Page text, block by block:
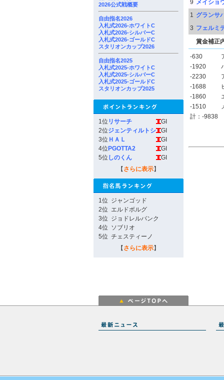
2026公式戦概要
自由指名2026
入札式2026-ホワイトC
入札式2026-シルバーC
入札式2026-ゴールドC
スタリオンカップ2026
自由指名2025
入札式2025-ホワイトC
入札式2025-シルバーC
入札式2025-ゴールドC
スタリオンカップ2025
1位 リサーチ
GI
2位ジェンティルトシ
GI
3位 ＨＡＬ
GI
4位 PGOTTA2
GI
5位 しのくん
GI
【 さらに表示】
1位 ジャンゴッド
2位 エルドボルグ
3位 ジョドレルバンク
4位 ソブリオ
5位 チェスティーノ
【 さらに表示】
9 メイショ
1 グランサ
3 フェルミ
賞金補正
-630
-1920
-2230
-1688
-1860
-1510
計：-9838